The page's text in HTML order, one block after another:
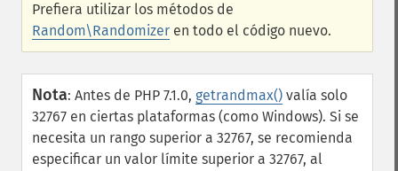
Prefiera utilizar los métodos de
Random\Randomizer en todo el código nuevo.
Nota: Antes de PHP 7.1.0, getrandmax() valía solo
32767 en ciertas plataformas (como Windows). Si se
necesita un rango superior a 32767, se recomienda
especificar un valor límite superior a 32767, al